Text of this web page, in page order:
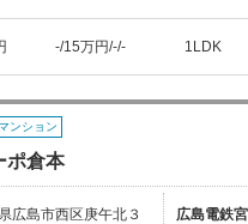
-/15万円/-/- 1LDK
ンション
ポ倉本
広島市西区庚午北３
広島電鉄